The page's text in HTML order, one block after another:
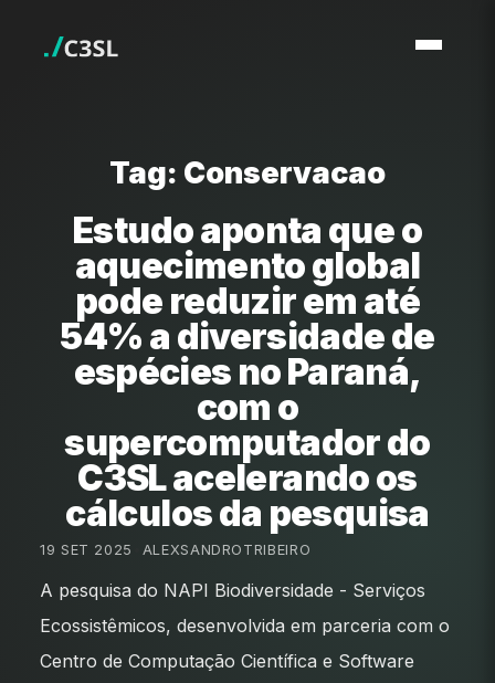
Tag: Conservacao
Estudo aponta que o
aquecimento global
pode reduzir em até
54% a diversidade de
espécies no Paraná,
com o
supercomputador do
C3SL acelerando os
cálculos da pesquisa
19 SET 2025 ALEXSANDROTRIBEIRO
A pesquisa do NAPI Biodiversidade - Serviços
Ecossistêmicos, desenvolvida em parceria com o
Centro de Computação Científica e Software